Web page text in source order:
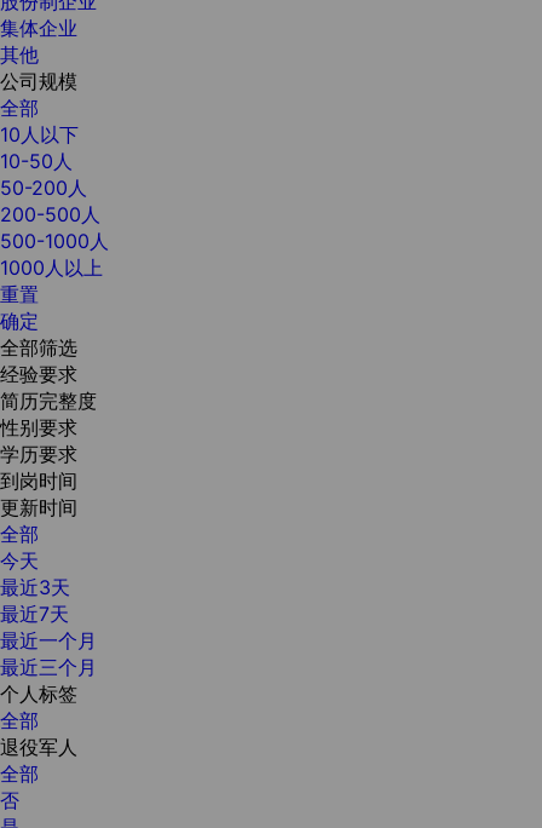
集体企业
其他
公司规模
全部
10人以下
10-50人
50-200人
200-500人
500-1000人
1000人以上
重置
确定
全部筛选
经验要求
简历完整度
性别要求
学历要求
到岗时间
更新时间
全部
今天
最近3天
最近7天
最近一个月
最近三个月
个人标签
全部
退役军人
全部
否